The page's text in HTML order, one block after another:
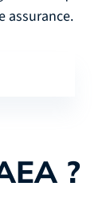
assurance.
?